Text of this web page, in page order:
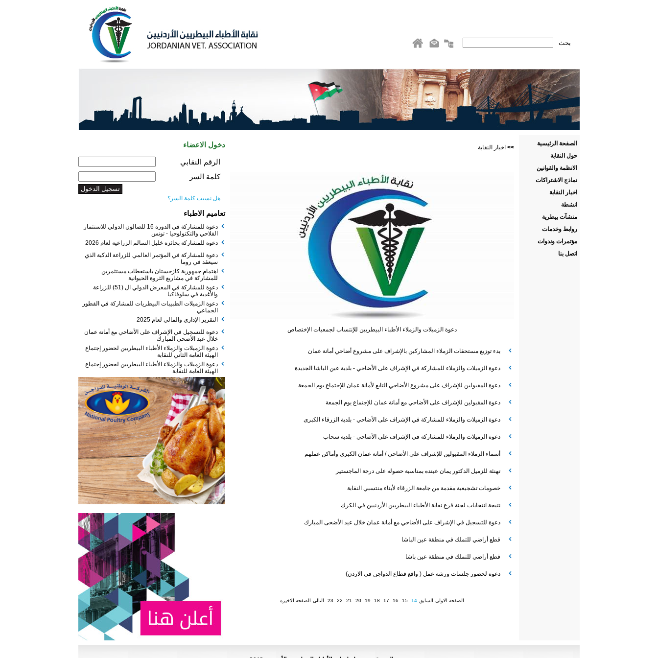
الصفحة الرئيسية
حول النقابة
الانظمة والقوانين
نماذج الاشتراكات
اخبار النقابة
انشطة
منشآت بيطرية
روابط وخدمات
مؤتمرات وندوات
اتصل بنا
>> اخبار النقابة
دعوة الزميلات والزملاء الأطباء البيطريين للإنتساب لجمعيات الإختصاص
بدء توزيع مستحقات الزملاء المشاركين بالإشراف على مشروع أضاحي أمانة عمان
دعوة الزميلات والزملاء للمشاركة في الإشراف على الأضاحي - بلدية عين الباشا الجديدة
دعوة المقبولين للإشراف على مشروع الأضاحي التابع لأمانة عمان للإجتماع يوم الجمعة
دعوة المقبولين للإشراف على الأضاحي مع أمانة عمان للإجتماع يوم الجمعة
دعوة الزميلات والزملاء للمشاركة في الإشراف على الأضاحي - بلدية الزرقاء الكبرى
دعوة الزميلات والزملاء للمشاركة في الإشراف على الأضاحي - بلدية سحاب
أسماء الزملاء المقبولين للإشراف على الأضاحي / أمانة عمان الكبرى وأماكن عملهم
تهنئة للزميل الدكتور يمان عبنده بمناسبة حصوله على درجة الماجستير
خصومات تشجيعية مقدمة من جامعة الزرقاء لأبناء منتسبي النقابة
نتيجة انتخابات لجنة فرع نقابة الأطباء البيطريين الأردنيين في الكرك
دعوة للتسجيل في الإشراف على الأضاحي مع أمانة عمان خلال عيد الأضحى المبارك
قطع أراضي للتملك في منطقة عين الباشا
قطع أراضي للتملك في منطقة عين باشا
دعوة لحضور جلسات ورشة عمل ( واقع قطاع الدواجن في الاردن)
الصفحة الاولى السابق 14
15
16
17
18
19
20
21
22
23 التالي الصفحة الاخيرة
دخول الاعضاء
الرقم النقابي
كلمة السر
هل نسيت كلمة السر؟
تعاميم الاطباء
دعوة للمشاركة في الدورة 16 للصالون الدولي للاستثمار
الفلاحي والتكنولوجيا - تونس
دعوة للمشاركة بجائزة خليل السالم الزراعية لعام 2026
دعوة للمشاركة في المؤتمر العالمي للزراعة الذكية الذي
سيعقد في روما
اهتمام جمهورية كازخستان باستقطاب مستثمرين
للمشاركة في مشاريع الثروة الحيوانية
دعوة للمشاركة في المعرض الدولي ال (51) للزراعة
والأغذية في سلوفاكيا
دعوة الزميلات الطبيبات البيطريات للمشاركة في الفطور
الجماعي
التقرير الإداري والمالي لعام 2025
دعوة للتسجيل في الإشراف على الأضاحي مع أمانة عمان
خلال عيد الأضحى المبارك
دعوة الزميلات والزملاء الأطباء البيطريين لحضور إجتماع
الهيئة العامة الثاني للنقابة
دعوة الزميلات والزملاء الأطباء البيطريين لحضور إجتماع
الهيئة العامة للنقابة